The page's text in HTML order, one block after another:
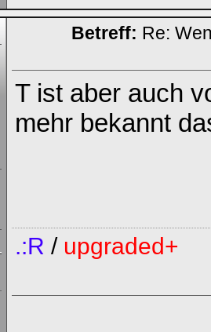
Betreff: Re:
T ist aber auch
mehr bekannt
.:R / upgraded+